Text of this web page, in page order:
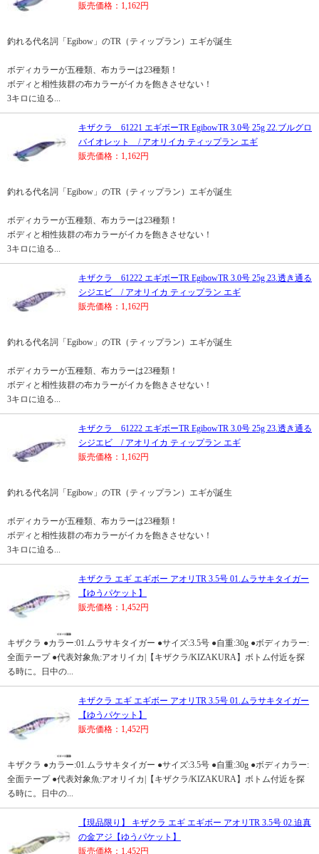
販売価格：1,162円
釣れる代名詞「Egibow」のTR（ティップラン）エギが誕生
ボディカラーが五種類、布カラーは23種類！
ボディと相性抜群の布カラーがイカを飽きさせない！
3キロに迫る...
キザクラ 61221 エギボーTR EgibowTR 3.0号 25g 22.ブルグロ
バイオレット / アオリイカ ティップラン エギ
販売価格：1,162円
釣れる代名詞「Egibow」のTR（ティップラン）エギが誕生
ボディカラーが五種類、布カラーは23種類！
ボディと相性抜群の布カラーがイカを飽きさせない！
3キロに迫る...
キザクラ 61222 エギボーTR EgibowTR 3.0号 25g 23.透き通る
シジエビ / アオリイカ ティップラン エギ
販売価格：1,162円
釣れる代名詞「Egibow」のTR（ティップラン）エギが誕生
ボディカラーが五種類、布カラーは23種類！
ボディと相性抜群の布カラーがイカを飽きさせない！
3キロに迫る...
キザクラ 61222 エギボーTR EgibowTR 3.0号 25g 23.透き通る
シジエビ / アオリイカ ティップラン エギ
販売価格：1,162円
釣れる代名詞「Egibow」のTR（ティップラン）エギが誕生
ボディカラーが五種類、布カラーは23種類！
ボディと相性抜群の布カラーがイカを飽きさせない！
3キロに迫る...
キザクラ エギ エギボー アオリTR 3.5号 01.ムラサキタイガー
【ゆうパケット】
販売価格：1,452円
キザクラ ●カラー:01.ムラサキタイガー ●サイズ:3.5号 ●自重:30g ●ボディカラー:
全面テープ ●代表対象魚:アオリイカ|【キザクラ/KIZAKURA】ボトム付近を探
る時に。日中の...
キザクラ エギ エギボー アオリTR 3.5号 01.ムラサキタイガー
【ゆうパケット】
販売価格：1,452円
キザクラ ●カラー:01.ムラサキタイガー ●サイズ:3.5号 ●自重:30g ●ボディカラー:
全面テープ ●代表対象魚:アオリイカ|【キザクラ/KIZAKURA】ボトム付近を探
る時に。日中の...
【現品限り】 キザクラ エギ エギボー アオリTR 3.5号 02.迫真
の金アジ【ゆうパケット】
販売価格：1,452円